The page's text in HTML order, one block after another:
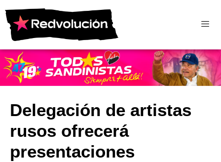
Delegación de artistas
rusos ofrecerá
presentaciones